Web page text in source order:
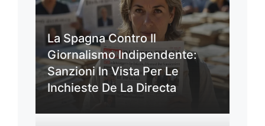
La Spagna Contro Il
Giornalismo Indipendente:
Sanzioni In Vista Per Le
Inchieste De La Directa